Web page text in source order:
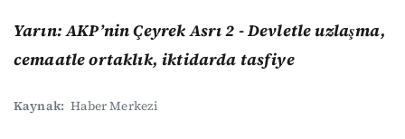
Yarın: AKP’nin Çeyrek Asrı 2 - Devletle uzlaşma,
cemaatle ortaklık, iktidarda tasfiye
Kaynak: Haber Merkezi